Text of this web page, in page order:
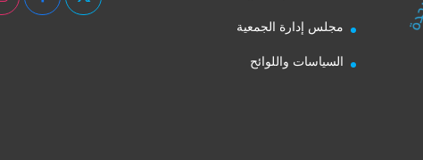
مجلس إدارة الجمعية
السياسات واللوائح